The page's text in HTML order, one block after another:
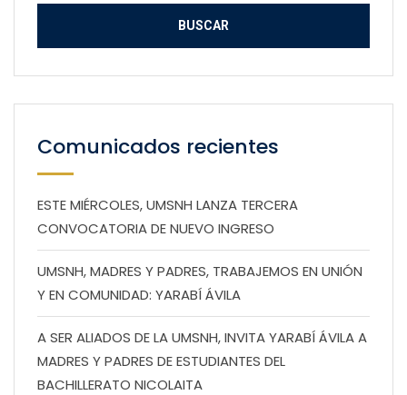
Comunicados recientes
ESTE MIÉRCOLES, UMSNH LANZA TERCERA
CONVOCATORIA DE NUEVO INGRESO
UMSNH, MADRES Y PADRES, TRABAJEMOS EN UNIÓN
Y EN COMUNIDAD: YARABÍ ÁVILA
A SER ALIADOS DE LA UMSNH, INVITA YARABÍ ÁVILA A
MADRES Y PADRES DE ESTUDIANTES DEL
BACHILLERATO NICOLAITA